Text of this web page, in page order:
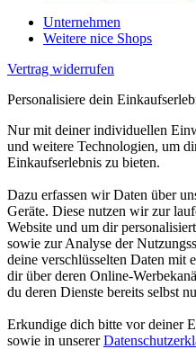
Unternehmen
Weitere nice Shops
Vertrag widerrufen
Personalisiere dein
Nur mit deiner individuellen
und weitere Technologien, um
Einkaufserlebnis zu bieten.
Dazu erfassen wir Daten über
Geräte. Diese nutzen wir zur
Website und um dir
sowie zur Analyse der
deine verschlüsselten Daten mit
dir über deren Online-
du deren Dienste bereits selbst
Erkundige dich bitte vor deiner
sowie in unserer